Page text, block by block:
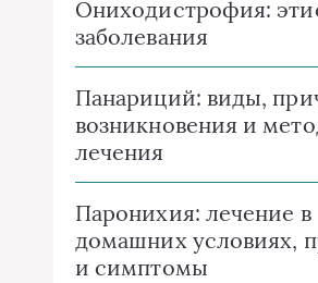
Ониходистрофия:
заболевания
Панариций: виды,
возникновения и
лечения
Паронихия: лечение в
домашних условиях,
и симптомы